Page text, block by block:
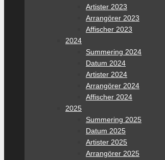
Artister 2023
Arrangörer 2023
Affischer 2023
2024
Summering 2024
Datum 2024
Artister 2024
Arrangörer 2024
Affischer 2024
2025
Summering 2025
Datum 2025
Artister 2025
Arrangörer 2025